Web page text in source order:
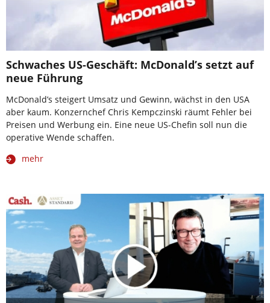
Schwaches US-Geschäft: McDonald’s setzt auf
neue Führung
McDonald’s steigert Umsatz und Gewinn, wächst in den USA
aber kaum. Konzernchef Chris Kempczinski räumt Fehler bei
Preisen und Werbung ein. Eine neue US-Chefin soll nun die
operative Wende schaffen.
mehr